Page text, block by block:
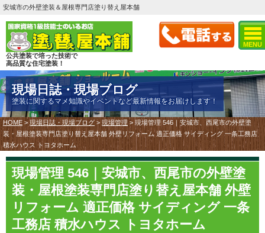
MENU
安城市の外壁塗装＆屋根専門店塗り替え屋本舗
公共塗装で培った技術で
高品質な住宅塗装！
現場日誌・現場ブログ
塗装に関するマメ知識やイベントなど最新情報をお届けします！
HOME >現場日誌・現場ブログ > 現場管理 > 現場管理 546｜安城市、西尾市の外壁塗
装・屋根塗装専門店塗り替え屋本舗 外壁リフォーム 適正価格 サイディング 一条工務店
積水ハウス トヨタホーム
現場管理 546｜安城市、西尾市の外壁塗
装・屋根塗装専門店塗り替え屋本舗 外壁
リフォーム 適正価格 サイディング 一条
工務店 積水ハウス トヨタホーム